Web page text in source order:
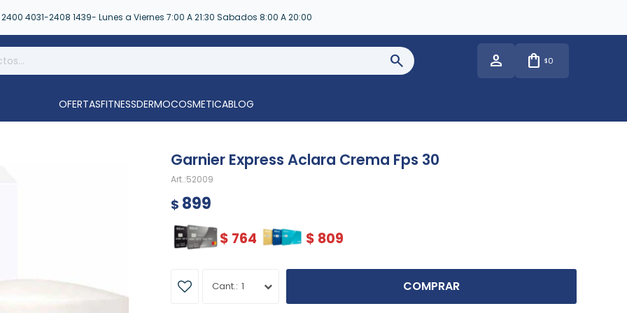
2400 4031-2408 1439- Lunes a Viernes 7:00 A 21:30 Sabados 8:00 A 20:00
$0
OFERTASFITNESSDERMOCOSMETICABLOG
Garnier Express Aclara Crema Fps 30
52009
$ 899
$ 764 $ 809
1 COMPRAR